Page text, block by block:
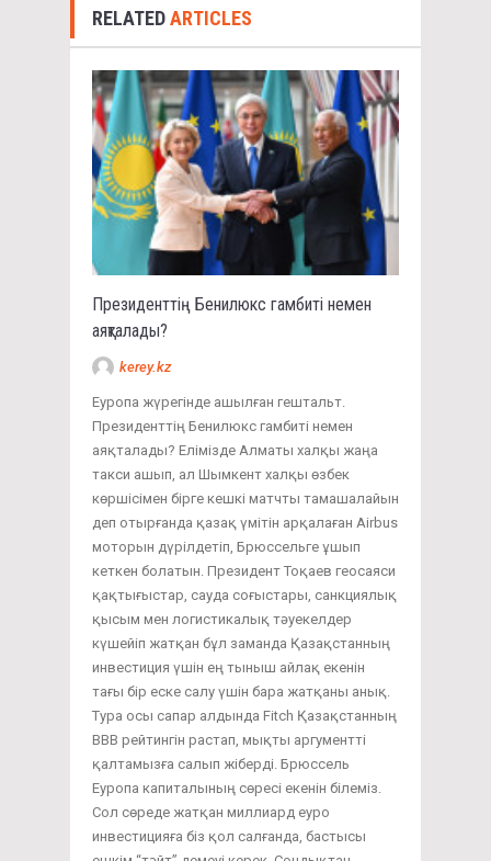
RELATEDARTICLES
Президенттің Бенилюкс гамбиті немен
аяқталады?
kerey.kz
Еуропа жүрегінде ашылған гештальт.
Президенттің Бенилюкс гамбиті немен
аяқталады? Елімізде Алматы халқы жаңа
такси ашып, ал Шымкент халқы өзбек
көршісімен бірге кешкі матчты тамашалайын
деп отырғанда қазақ үмітін арқалаған Airbus
моторын дүрілдетіп, Брюссельге ұшып
кеткен болатын. Президент Тоқаев геосаяси
қақтығыстар, сауда соғыстары, санкциялық
қысым мен логистикалық тәуекелдер
күшейіп жатқан бұл заманда Қазақстанның
инвестиция үшін ең тыныш айлақ екенін
тағы бір еске салу үшін бара жатқаны анық.
Тура осы сапар алдында Fitch Қазақстанның
ВВВ рейтингін растап, мықты аргументті
қалтамызға салып жіберді. Брюссель
Еуропа капиталының сөресі екенін білеміз.
Сол сөреде жатқан миллиард еуро
инвестицияға біз қол салғанда, бастысы